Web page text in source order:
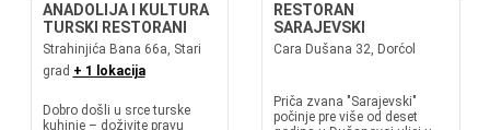
ANADOLIJA I KULTURA
TURSKI RESTORANI
Strahinjića Bana 66a, Stari
grad + 1 lokacija
Dobro došli u srce turske
kuhinje – doživite pravu
RESTORAN
SARAJEVSKI
Cara Dušana 32, Dorćol
Priča zvana "Sarajevski"
počinje pre više od deset